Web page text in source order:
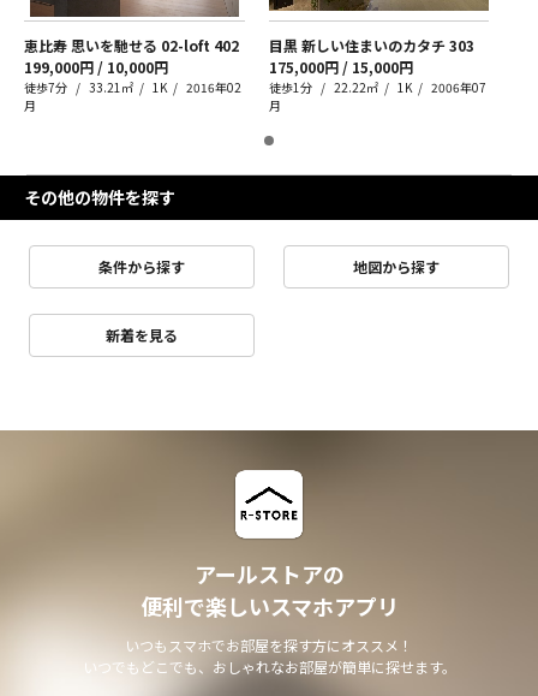
恵比寿 思いを馳せる 02-loft 402
199,000円 / 10,000円
徒歩7分 33.21㎡ 1K
2016年02
月
目黒 新しい住まいのカタチ303
175,000円 / 15,000円
徒歩1分 22.22㎡ 1K
2006年07
月
その他の物件を探す
条件から探す 地図から探す
新着を見る
アールストアの
便利で楽しいスマホアプリ
いつもスマホでお部屋を探す方にオススメ！
いつでもどこでも、おしゃれなお部屋が簡単に探せます。